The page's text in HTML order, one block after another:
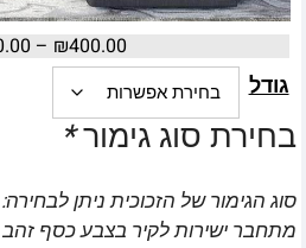
₪400.00
–
גודל
בחירת סוג גימור*
סוג הגימור של הזכוכית ניתן
מתחבר ישירות לקיר בצבע כסף